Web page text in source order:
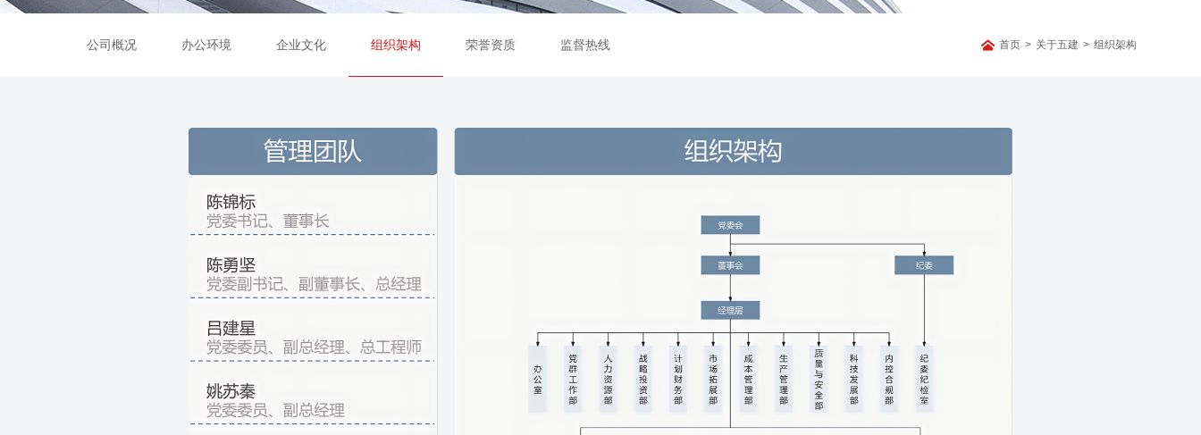
公司概况 办公环境 企业文化 组织架构 荣誉资质 监督热线 首页 > 关于五建 > 组织架构